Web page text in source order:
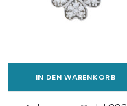
IN DEN WARENKORB